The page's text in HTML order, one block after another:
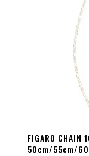
FIGARO CHAIN
50cm/55cm/